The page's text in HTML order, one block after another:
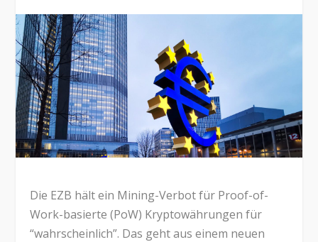
Die EZB hält ein Mining-Verbot für Proof-of-
Work-basierte (PoW) Kryptowährungen für
“wahrscheinlich”. Das geht aus einem neuen